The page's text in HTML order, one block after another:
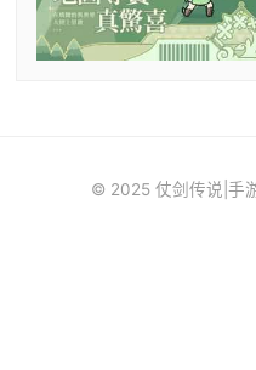
© 2025 仗剑传说|手